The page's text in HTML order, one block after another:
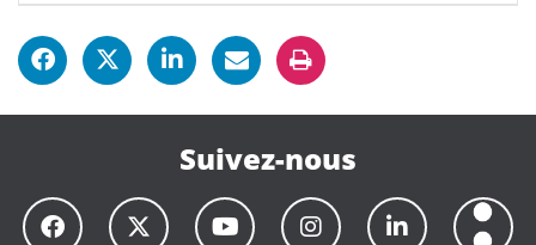
Suivez-nous